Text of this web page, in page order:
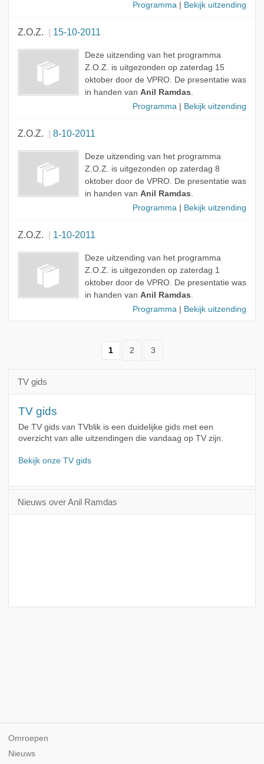
Programma
Bekijk uitzending
Z.O.Z. 15-10-2011
Deze uitzending van het programma
Z.O.Z. is uitgezonden op zaterdag 15
oktober door de VPRO. De presentatie was
in handen van Anil Ramdas.
Programma
Bekijk uitzending
Z.O.Z. 8-10-2011
Deze uitzending van het programma
Z.O.Z. is uitgezonden op zaterdag 8
oktober door de VPRO. De presentatie was
in handen van Anil Ramdas.
Programma
Bekijk uitzending
Z.O.Z. 1-10-2011
Deze uitzending van het programma
Z.O.Z. is uitgezonden op zaterdag 1
oktober door de VPRO. De presentatie was
in handen van Anil Ramdas.
Programma
Bekijk uitzending
1 2 3
TV gids
TV gids
De TV gids van TVblik is een duidelijke gids met een
overzicht van alle uitzendingen die vandaag op TV zijn.
Bekijk onze TV gids
Nieuws over Anil Ramdas
Omroepen
Nieuws